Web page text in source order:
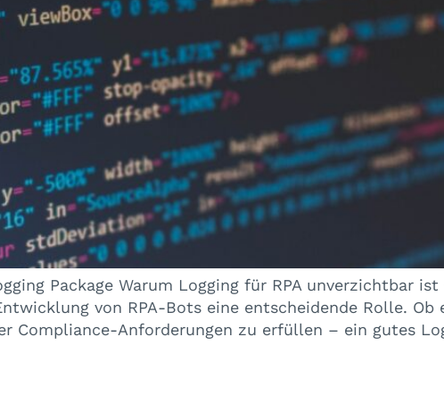
Package Warum Logging für RPA unverzichtbar ist
von RPA-Bots eine entscheidende Rolle. Ob
Compliance-Anforderungen zu erfüllen – ein gutes